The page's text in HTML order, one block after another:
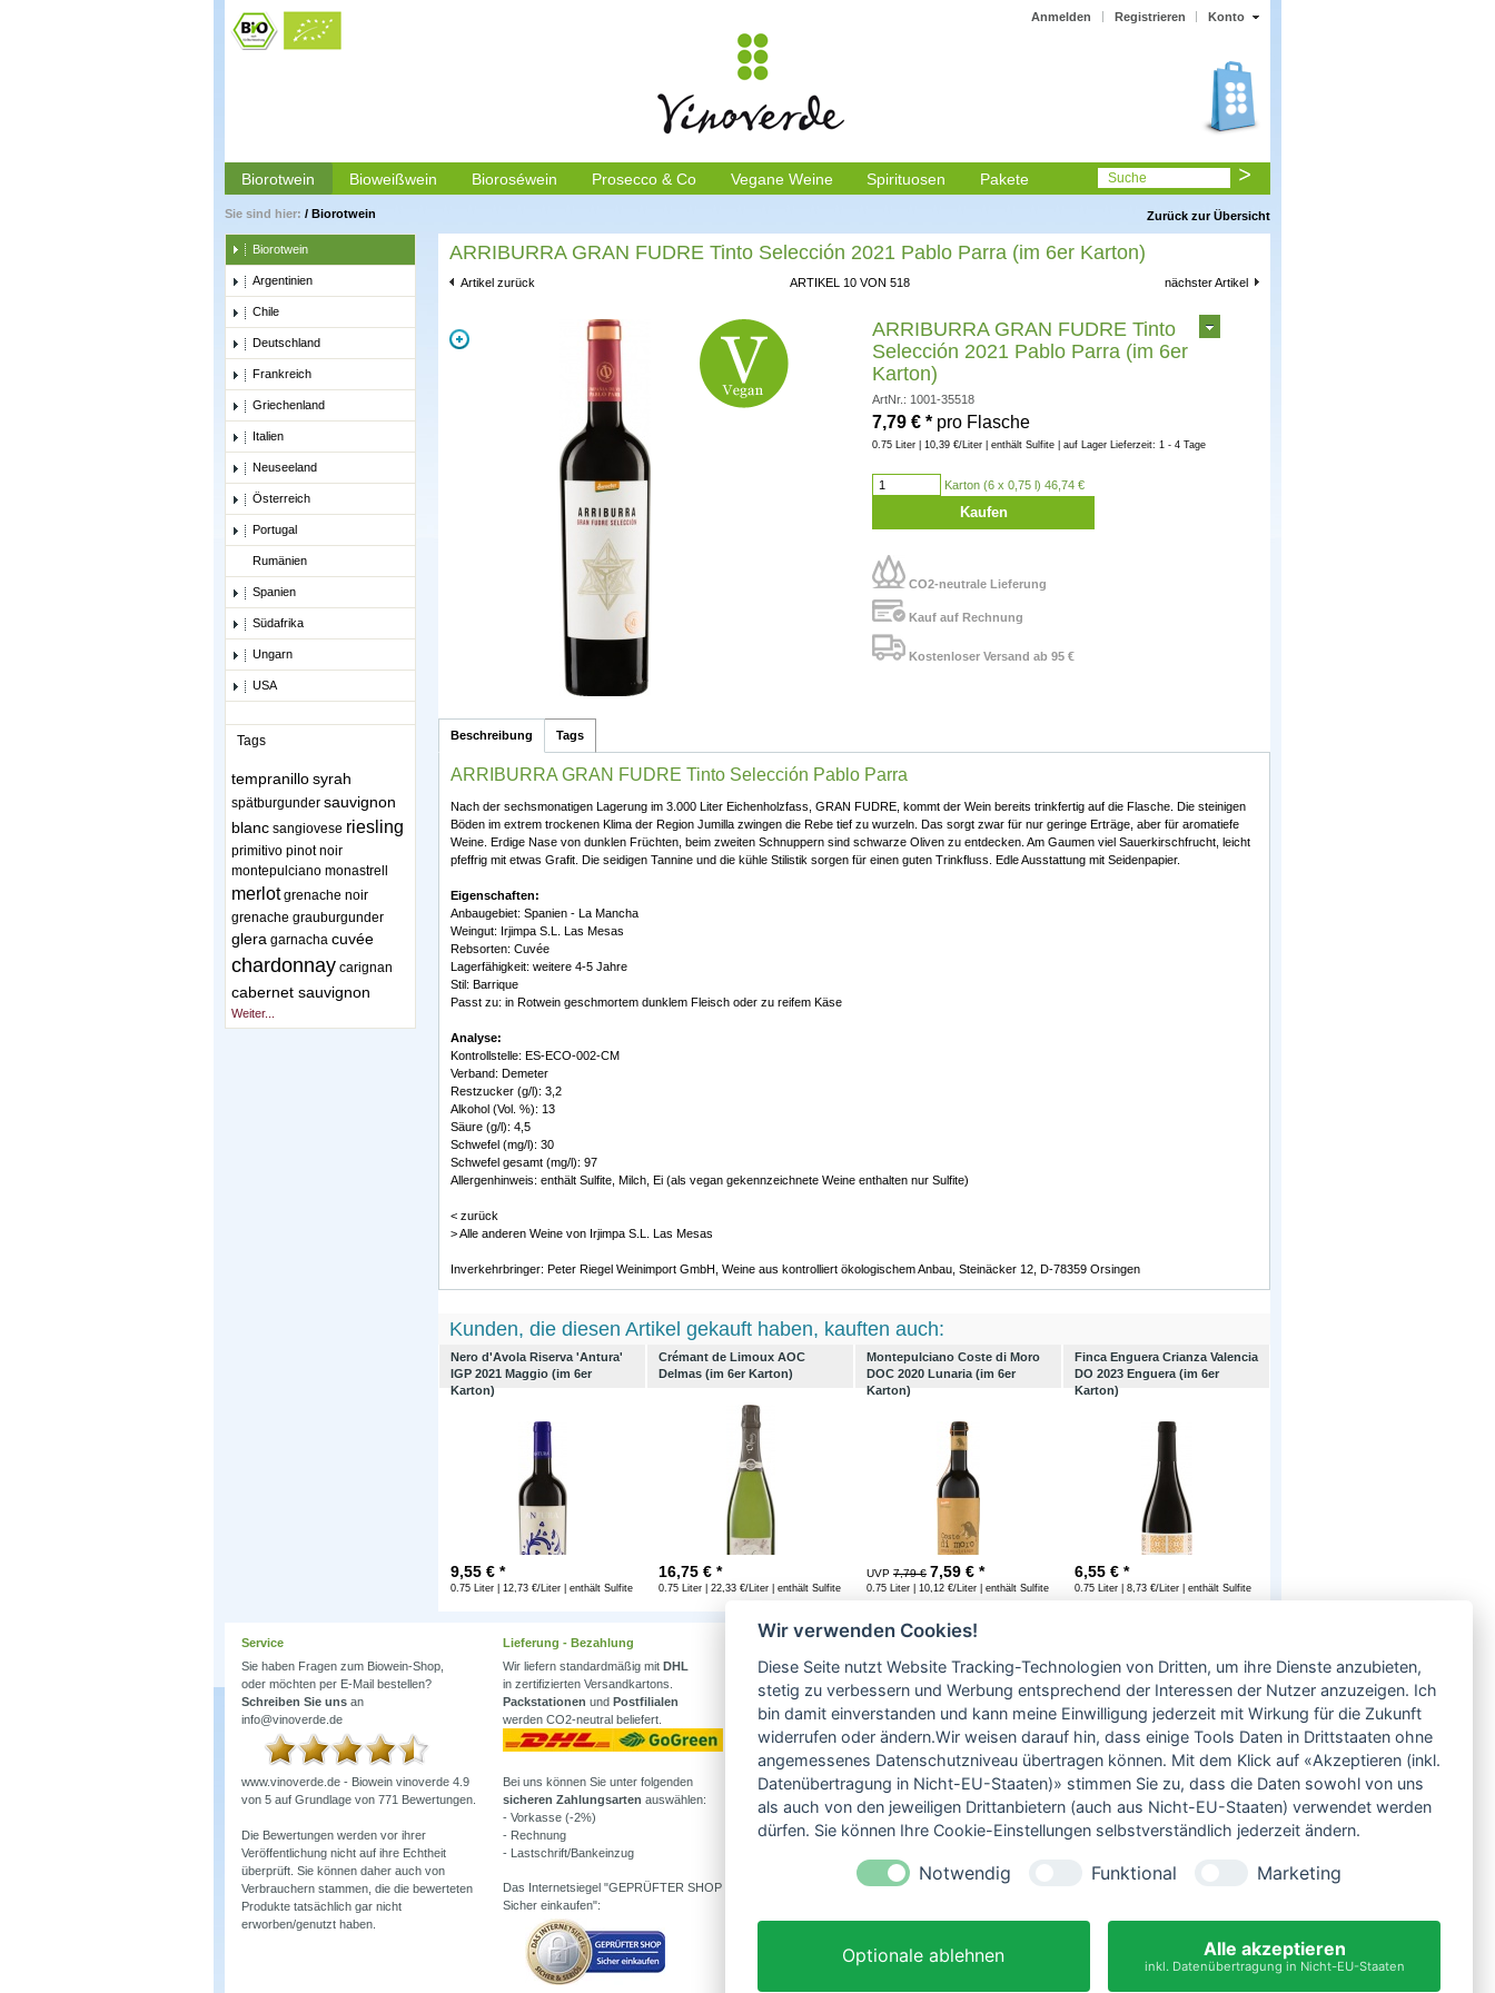
Konto
Anmelden Registrieren
Biorotwein Bioweißwein Bioroséwein Prosecco & Co Vegane Weine Spirituosen Pakete Suche
Sie sind hier: / Biorotwein
Biorotwein
Argentinien
Chile
Deutschland
Frankreich
Griechenland
Italien
Neuseeland
Österreich
Portugal
Rumänien
Spanien
Südafrika
Ungarn
USA
Tags
tempranillosyrah
spätburgunder sauvignon
blanc sangiovese riesling
primitivo pinot noir
montepulciano monastrell
merlot grenache noir
grenache grauburgunder
glera garnacha cuvée
chardonnay carignan
cabernet sauvignon
Weiter...
Zurück zur Übersicht
ARRIBURRA GRAN FUDRE Tinto Selección 2021 Pablo Parra (im 6er Karton)
Artikel zurück ARTIKEL 10 VON 518 nächster Artikel
ARRIBURRA GRAN FUDRE Tinto
Selección 2021 Pablo Parra (im 6er
Karton)
ArtNr.: 1001-35518
7,79 € * pro Flasche
0.75 Liter | 10,39 €/Liter | enthält Sulfite | auf Lager Lieferzeit: 1 - 4 Tage
Karton (6 x 0,75 l) 46,74 €
Kaufen
CO2-neutrale Lieferung
Kauf auf Rechnung
Kostenloser Versand ab 95 €
Beschreibung Tags
ARRIBURRA GRAN FUDRE Tinto Selección Pablo Parra
Nach der sechsmonatigen Lagerung im 3.000 Liter Eichenholzfass, GRAN FUDRE, kommt der Wein bereits trinkfertig auf die Flasche. Die steinigen
Böden im extrem trockenen Klima der Region Jumilla zwingen die Rebe tief zu wurzeln. Das sorgt zwar für nur geringe Erträge, aber für aromatiefe
Weine. Erdige Nase von dunklen Früchten, beim zweiten Schnuppern sind schwarze Oliven zu entdecken. Am Gaumen viel Sauerkirschfrucht, leicht
pfeffrig mit etwas Grafit. Die seidigen Tannine und die kühle Stilistik sorgen für einen guten Trinkfluss. Edle Ausstattung mit Seidenpapier.
Eigenschaften:
Anbaugebiet: Spanien - La Mancha
Weingut: Irjimpa S.L. Las Mesas
Rebsorten: Cuvée
Lagerfähigkeit: weitere 4-5 Jahre
Stil: Barrique
Passt zu: in Rotwein geschmortem dunklem Fleisch oder zu reifem Käse
Analyse:
Kontrollstelle: ES-ECO-002-CM
Verband: Demeter
Restzucker (g/l): 3,2
Alkohol (Vol. %): 13
Säure (g/l): 4,5
Schwefel (mg/l): 30
Schwefel gesamt (mg/l): 97
Allergenhinweis: enthält Sulfite, Milch, Ei (als vegan gekennzeichnete Weine enthalten nur Sulfite)
< zurück
> Alle anderen Weine von Irjimpa S.L. Las Mesas
Inverkehrbringer: Peter Riegel Weinimport GmbH, Weine aus kontrolliert ökologischem Anbau, Steinäcker 12, D-78359 Orsingen
Kunden, die diesen Artikel gekauft haben, kauften auch:
Nero d'Avola Riserva 'Antura'
IGP 2021 Maggio (im 6er
Karton)
9,55 € *
0.75 Liter | 12,73 €/Liter | enthält Sulfite
Crémant de Limoux AOC
Delmas (im 6er Karton)
16,75 € *
0.75 Liter | 22,33 €/Liter | enthält Sulfite
Montepulciano Coste di Moro
DOC 2020 Lunaria (im 6er
Karton)
UVP 7,79 € 7,59 € *
0.75 Liter | 10,12 €/Liter | enthält Sulfite
Finca Enguera Crianza Valencia
DO 2023 Enguera (im 6er
Karton)
6,55 € *
0.75 Liter | 8,73 €/Liter | enthält Sulfite
Service
Sie haben Fragen zum Biowein-Shop,
oder möchten per E-Mail bestellen?
Schreiben Sie uns an
info@vinoverde.de
www.vinoverde.de - Biowein vinoverde 4.9
von 5 auf Grundlage von 771 Bewertungen.
Die Bewertungen werden vor ihrer
Veröffentlichung nicht auf ihre Echtheit
überprüft. Sie können daher auch von
Verbrauchern stammen, die die bewerteten
Produkte tatsächlich gar nicht
erworben/genutzt haben.
Lieferung - Bezahlung
Wir liefern standardmäßig mit DHL
in zertifizierten Versandkartons.
Packstationen und Postfilialen
werden CO2-neutral beliefert.
Bei uns können Sie unter folgenden
sicheren Zahlungsarten auswählen:
- Vorkasse (-2%)
- Rechnung
- Lastschrift/Bankeinzug
Das Internetsiegel "GEPRÜFTER SHOP –
Sicher einkaufen":
Wissenswertes
Erfahren Sie mehr über
Biowein in unserem Blog
oder Folgen Sie uns!
Facebook
Instagram
Veganer Wein
Was ist Weinstein?
Wine in Moderation - bewußt genießen
Neben einem ausgesuchten Sortiment an
Biowein, Biospirituosen und Biofeinkost bieten
wir Ihnen u.a. folgende
Vorteile
große Auswahl
nur 5,79 EUR Versand (DE)
ab 95 EUR frei Haus (DE)
14 Tage Rückgaberecht
sichere Zahlung
Kauf auf Rechnung
Bio-zertifizierter Shop
Wir verwenden Cookies!
Diese Seite nutzt Website Tracking-Technologien von Dritten, um ihre Dienste anzubieten,
stetig zu verbessern und Werbung entsprechend der Interessen der Nutzer anzuzeigen. Ich
bin damit einverstanden und kann meine Einwilligung jederzeit mit Wirkung für die Zukunft
widerrufen oder ändern.Wir weisen darauf hin, dass einige Tools Daten in Drittstaaten ohne
angemessenes Datenschutzniveau übertragen können. Mit dem Klick auf «Akzeptieren (inkl.
Datenübertragung in Nicht-EU-Staaten)» stimmen Sie zu, dass die Daten sowohl von uns
als auch von den jeweiligen Drittanbietern (auch aus Nicht-EU-Staaten) verwendet werden
dürfen. Sie können Ihre Cookie-Einstellungen selbstverständlich jederzeit ändern.
Notwendig Funktional Marketing
Optionale ablehnen Alle akzeptieren
inkl. Datenübertragung in Nicht-EU-Staaten